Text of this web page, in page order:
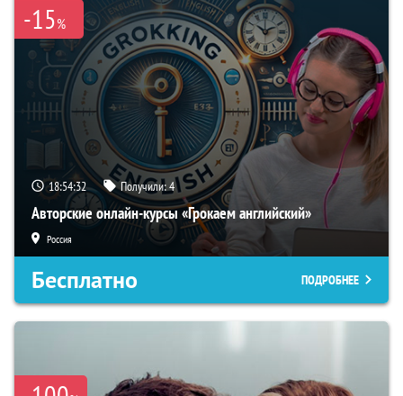
-15%
18:54:31 Получили:4
Авторские онлайн-курсы «Грокаем английский»
Россия
Бесплатно ПОДРОБНЕЕ